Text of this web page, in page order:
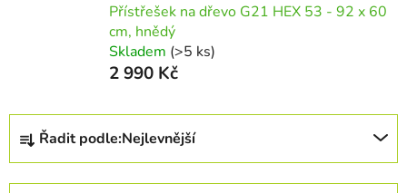
Přístřešek na dřevo G21 HEX 53 - 92 x 60
cm, hnědý
Skladem (>5 ks)
2 990 Kč
Ř
z
Řadit podle:Nejlevnější